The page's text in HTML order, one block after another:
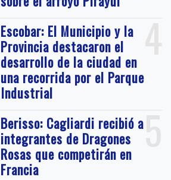
4
Escobar: El Municipio y la
Provincia destacaron el
desarrollo de la ciudad en
una recorrida por el Parque
Industrial
5
Berisso: Cagliardi recibió a
integrantes de Dragones
Rosas que competirán en
Francia